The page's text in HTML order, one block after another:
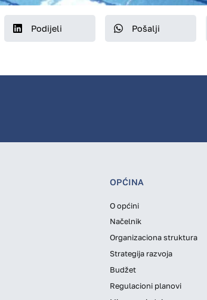
Podijeli Pošalji
OPĆINA
O općini
Načelnik
Organizaciona struktura
Strategija razvoja
Budžet
Regulacioni planovi